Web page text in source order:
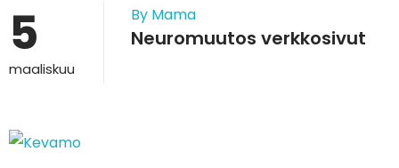
By Mama
Neuromuutos verkkosivut
5
maaliskuu